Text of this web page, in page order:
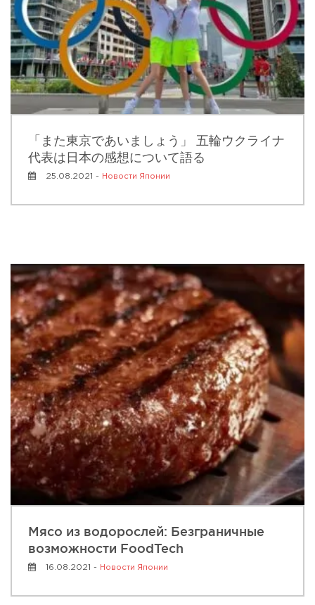
「また東京であいましょう」 五輪ウクライナ
代表は日本の感想について語る
25.08.2021 - Новости Японии
Мясо из водорослей: Безграничные
возможности FoodTech
16.08.2021 - Новости Японии